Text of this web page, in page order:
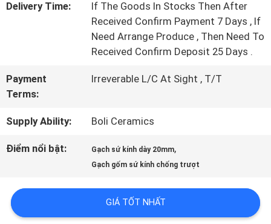
KIỂM
SOÁT
CHẤT
LIÊN
Delivery Time:
If The Goods In Stocks Then After
Received Confirm Payment 7 Days , If
Need Arrange Produce , Then Need To
Received Confirm Deposit 25 Days .
Payment
Terms:
Irreverable L/C At Sight , T/T
Supply Ability: Boli Ceramics
Điểm nổi bật: Gạch sứ kính dày 20mm,
Gạch gốm sứ kính chống trượt
GIÁ TỐT NHẤT